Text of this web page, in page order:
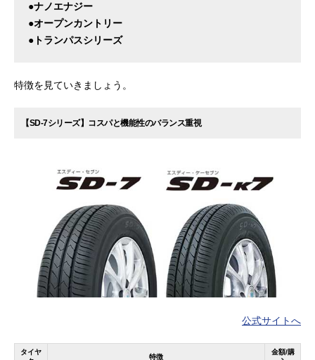
●ナノエナジー
●オープンカントリー
●トランパスシリーズ
特徴を見ていきましょう。
【SD-7シリーズ】コスパと機能性のバランス重視
公式サイトへ
タイヤ
特徴
金額/購